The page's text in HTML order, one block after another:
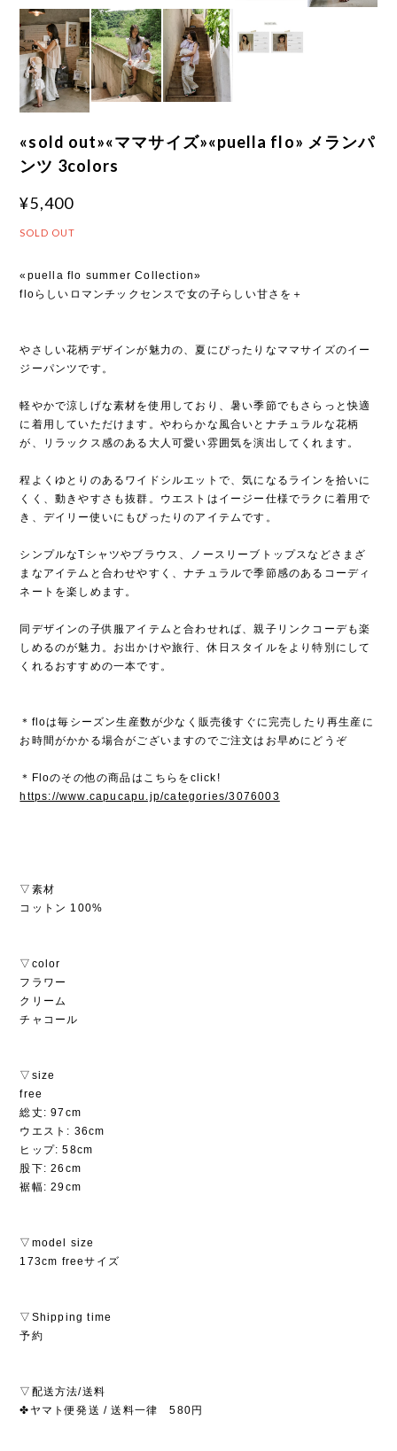
«sold out»«ママサイズ»«puella flo» メランパ
ンツ 3colors
¥5,400
SOLD OUT
«puella flo summer Collection»
floらしいロマンチックセンスで女の子らしい甘さを＋
やさしい花柄デザインが魅力の、夏にぴったりなママサイズのイー
ジーパンツです。
軽やかで涼しげな素材を使用しており、暑い季節でもさらっと快適
に着用していただけます。やわらかな風合いとナチュラルな花柄
が、リラックス感のある大人可愛い雰囲気を演出してくれます。
程よくゆとりのあるワイドシルエットで、気になるラインを拾いに
くく、動きやすさも抜群。ウエストはイージー仕様でラクに着用で
き、デイリー使いにもぴったりのアイテムです。
シンプルなTシャツやブラウス、ノースリーブトップスなどさまざ
まなアイテムと合わせやすく、ナチュラルで季節感のあるコーディ
ネートを楽しめます。
同デザインの子供服アイテムと合わせれば、親子リンクコーデも楽
しめるのが魅力。お出かけや旅行、休日スタイルをより特別にして
くれるおすすめの一本です。
＊floは毎シーズン生産数が少なく販売後すぐに完売したり再生産に
お時間がかかる場合がございますのでご注文はお早めにどうぞ
＊Floのその他の商品はこちらをclick!
https://www.capucapu.jp/categories/3076003
▽素材
コットン 100%
▽color
フラワー
クリーム
チャコール
▽size
free
総丈: 97cm
ウエスト: 36cm
ヒップ: 58cm
股下: 26cm
裾幅: 29cm
▽model size
173cm freeサイズ
▽Shipping time
予約
▽配送方法/送料
✤ヤマト便発送 / 送料一律 580円